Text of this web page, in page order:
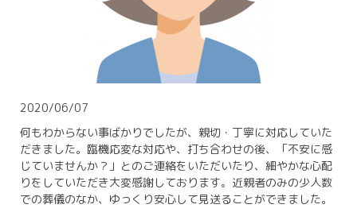
2020/06/07
何もわからない事ばかりでしたが、親切・丁寧に対応していた
だきました。臨機応変な対応や、打ち合わせの後、「不安に感
じていませんか？」とのご連絡をいただいたり、細やかな心配
りをしていただき大変感謝しております。近親者のみの少人数
での葬儀のなか、ゆっくり安心して見送ることができました。